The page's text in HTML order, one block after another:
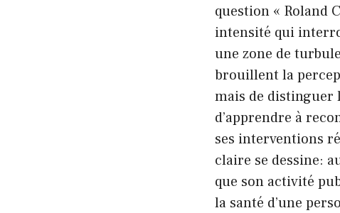
question « Roland
intensité qui
une zone de
brouillent la
mais de distinguer
d’apprendre à
ses interventions
claire se dessine:
que son activité
la santé d’une